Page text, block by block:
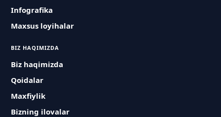
Infografika
Maxsus loyihalar
BIZ HAQIMIZDA
Biz haqimizda
Qoidalar
Maxfiylik
Bizning ilovalar